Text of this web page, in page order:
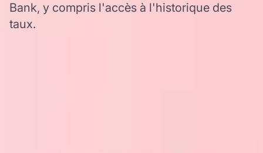
Bank, y compris l'accès à l'historique des
taux.